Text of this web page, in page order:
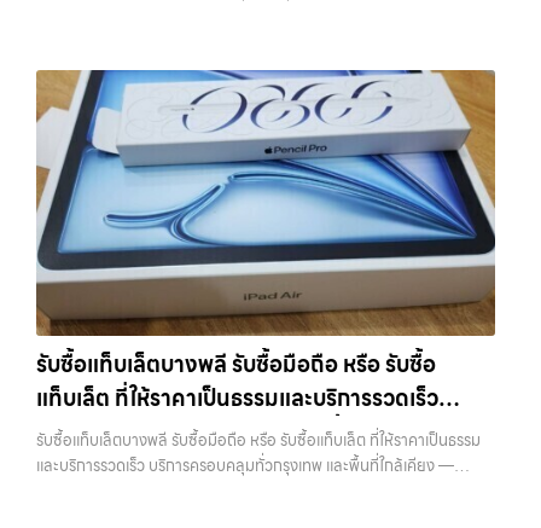
วัชรพล รามอินทรา รับซื้อโทรศัพท์วัชรพล — รับซื้อมือถือ หรือ รับซื้อ
แท็บเล็ต ที่ให้ราคาเป็นธรรมและบริการรวดเร็ว บริการครอบคลุมทั่วกรุงเทพ
และพื้นที่ใกล้เคียง รับซื้อโทรศัพท์วัชรพล รับซื้อมือถือ หรือ รับซื้อแท็บเล็ต ที่
ให้ราคาเป็นธรรมและบริการรวดเร็ว บริการครอบคลุมทั่วกรุงเทพ และพื้นที่
ใกล้เคียง รับซื้อ iPhone… รับซื้อโทรศัพท์วัชรพล รับซื้อ iPhone ทุกรุ่น ให้
ราคาสูง พร้อมจ่ายเงินทันที ประสบการณ์เหนือระดับกับการ รับซื้อไอ
โฟน, รับซื้อไอแพด, รับซื้อมือถือ ยินดีต้อนรับสู่ “รับซื้อขายมือถือ.com”
เว็บไซต์ที่คุณไว้วางใจได้ สำหรับบริการ รับซื้อ มือถือ iPhone, Samsung,
iPad, แท็บเล็ต ทุกยี่ห้อ ให้ราคาสูง พร้อมจ่ายเงินทันที ครอบคลุมพื้นที่
ลาดพร้าว, รัชดา, บางรัก, แจ้งวัฒนะ, บางแค, วัชรพล, รามอินทรา และเขต
กรุงเทพฯ ใกล้ “ใกล้ ฉัน” ที่สุด ในยุคที่สมาร์ทโฟน แท็บเล็ต และอุปกรณ์ไอที
ใหม่ๆ เปลี่ยนรุ่นกันแทบทุกช่วงเวลา อุปกรณ์ที่คุณใช้แล้วอาจกลายเป็นของ
ที่ไม่ได้ใช้งานอยู่เฉยๆ เว็บไซต์ของเราจึงเกิดขึ้นเพื่อเป็นทางเลือกให้คุณ
สามารถเปลี่ยนอุปกรณ์ที่ไม่ใช้แล้วให้กลายเป็นเงินสดได้ทันที ด้วยบริการ รับ
ซื้อไอโฟน, รับซื้อไอแพด, รับซื้อมือถือ, รับซื้อโทรศัพท์, รับซื้อโน๊ตบุ๊ค, รับซื้อ
แท็บเล็ต, รับซื้อสินค้าไอทีกรุงเทพมหานคร อย่างครบวงจร ไม่ว่าคุณจะอยู่
โซนเมืองหรือเขตชานเมือง เรามีทีมงานพร้อมให้บริการถึงที่ในพื้นที่ “ใกล้
รับซื้อแท็บเล็ตบางพลี รับซื้อมือถือ หรือ รับซื้อ
แท็บเล็ต ที่ให้ราคาเป็นธรรมและบริการรวดเร็ว
บริการครอบคลุมทั่วกรุงเทพ และพื้นที่ใกล้เคียง
รับซื้อแท็บเล็ตบางพลี รับซื้อมือถือ หรือ รับซื้อแท็บเล็ต ที่ให้ราคาเป็นธรรม
และบริการรวดเร็ว บริการครอบคลุมทั่วกรุงเทพ และพื้นที่ใกล้เคียง —